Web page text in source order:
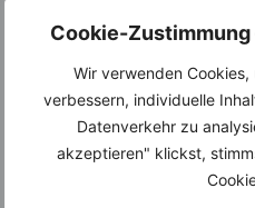
Cookie-Zustimmung
Wir verwenden
verbessern, individuelle
Datenverkehr zu
akzeptieren" klickst,
Ernährungsplan nur mit Deinen
Know-Hows voninvikoo.
14.000 Rezepte, autom.